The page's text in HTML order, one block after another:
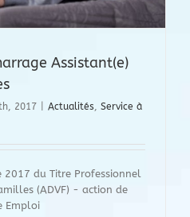
Assistant(e)
2017 Actualités, Service à
du Titre Professionnel
(ADVF) - action de
Emploi